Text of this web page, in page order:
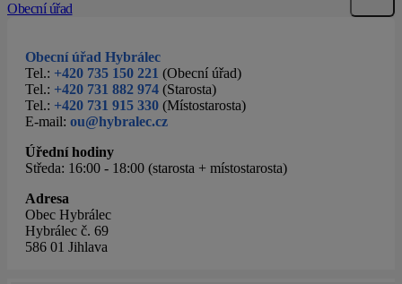
Obecní úřad
Obecní úřad Hybrálec
Tel.: +420 735 150 221 (Obecní úřad)
Tel.: +420 731 882 974 (Starosta)
Tel.: +420 731 915 330 (Místostarosta)
E-mail: ou@hybralec.cz
Úřední hodiny
Středa: 16:00 - 18:00 (starosta + místostarosta)
Adresa
Obec Hybrálec
Hybrálec č. 69
586 01 Jihlava